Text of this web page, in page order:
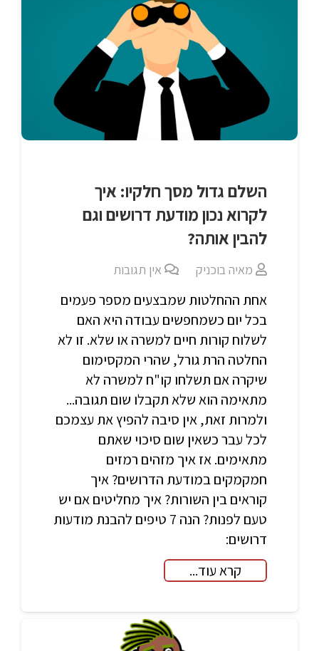
השלם גדול מסך חלקיו: איך
לקרוא נכון מודעת דרושים וגם
להבין אותה?
מאיה בוכניק אין תגובות
אחת ההחלטות שמבצעים מספר פעמים
בכל יום כשמחפשים עבודה היא האם
לשלוח קורות חיים למשרה או שלא. זו לא
החלטה הרת גורל, שהרי המקסימום
שיקרה אם תשלחו קו"ח למשרה לא
מתאימה הוא שלא תקבלו שום תגובה...
ולמרות זאת, אין סיבה להפיץ את עצמכם
לכל עבר כשאין שום סיכוי שאתם
מתאימים. אז איך מזהים רמזים
חמקמקים במודעת הדרושים? איך
קוראים בין השורות? איך מחליטים אם יש
טעם לפנות? הנה 7 טיפים להבנת מודעות
דרושים:
קרא עוד...